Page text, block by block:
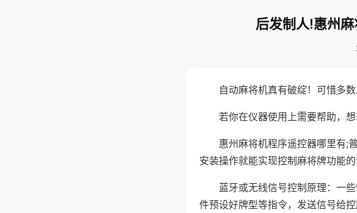
后发制人!惠州
自动麻将机真有破绽！可惜多
若你在仪器使用上需要帮助，
惠州麻将机程序遥控器哪里有;
安装操作就能实现控制麻将牌功能的
蓝牙或无线信号控制原理：一
件预设好牌型等指令，发送信号给